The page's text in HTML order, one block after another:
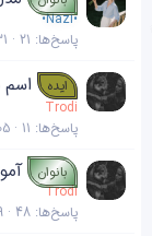
•Nazi•
پاسخ‌ها 21
ایده اسم
Trodi
پاسخ‌ها 11
بانوان
Trodi
پاسخ‌ها 48